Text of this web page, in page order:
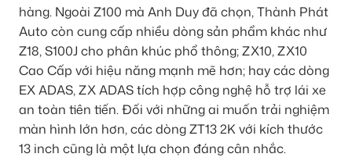
hàng. Ngoài Z100 mà Anh Duy đã chọn, Thành Phát
Auto còn cung cấp nhiều dòng sản phẩm khác như
Z18, S100J cho phân khúc phổ thông; ZX10, ZX10
Cao Cấp với hiệu năng mạnh mẽ hơn; hay các dòng
EX ADAS, ZX ADAS tích hợp công nghệ hỗ trợ lái xe
an toàn tiên tiến. Đối với những ai muốn trải nghiệm
màn hình lớn hơn, các dòng ZT13 2K với kích thước
13 inch cũng là một lựa chọn đáng cân nhắc.